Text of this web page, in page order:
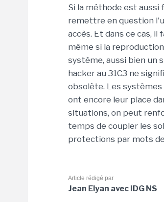
Si la méthode est aussi
remettre en question
accès. Et dans ce cas,
même si la
système, aussi bien un
hacker au 31C3 ne
obsolète. Les
ont encore leur place
situations, on peut
temps de coupler les
protections par mots
Article rédigé par
Jean Elyan avec IDG NS